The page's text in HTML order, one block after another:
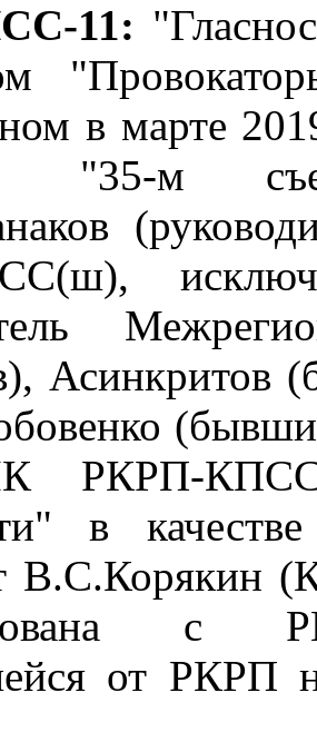
11:
в марте
"35-м
РКРП-
в
В.С.Корякин
с
от РКРП